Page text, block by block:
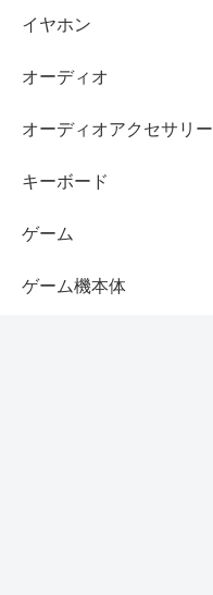
イヤホン
オーディオ
オーディオアクセサリー
キーボード
ゲーム
ゲーム機本体